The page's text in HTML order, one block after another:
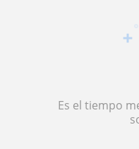
Es el tiempo